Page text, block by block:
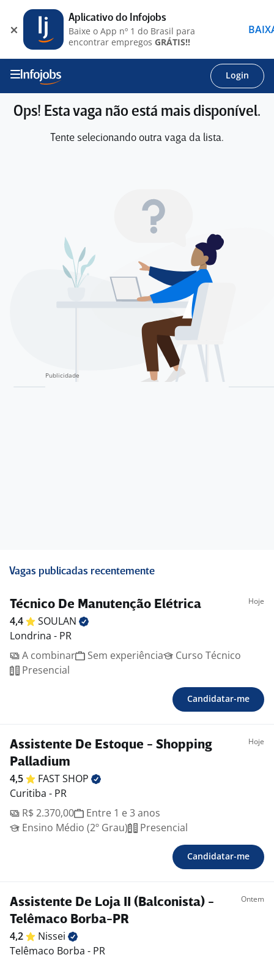
Login
Ops! Esta vaga não está mais disponível.
Tente selecionando outra vaga da lista.
Vagas publicadas recentemente
Técnico De Manutenção Elétrica Hoje
4,4
SOULAN
Londrina - PR
A combinar
Sem experiência
Curso Técnico
Presencial
Candidatar-me
Assistente De Estoque - Shopping
Palladium
Hoje
4,5 FASTSHOP
Curitiba - PR
R$ 2.370,00
Entre 1 e 3 anos
Ensino Médio (2º Grau)
Presencial
Candidatar-me
Assistente De Loja II (Balconista) -
Telêmaco Borba-PR
Ontem
4,2
Nissei
Telêmaco Borba - PR
Aplicativo do Infojobs
Baixe o App nº 1 do Brasil para
encontrar empregos GRÁTIS!!